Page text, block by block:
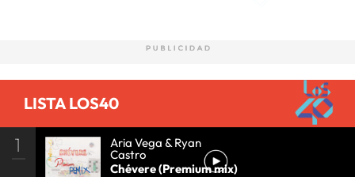
LISTA LOS40
1 Aria Vega & Ryan
Castro
Chévere (Premium mix)